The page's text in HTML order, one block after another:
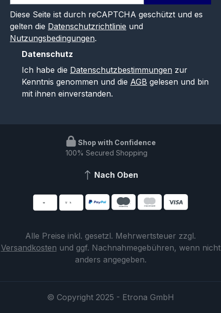
Diese Seite ist durch reCAPTCHA geschützt und es
gelten die Datenschutzrichtlinie und
Nutzungsbedingungen.
Datenschutz
Ich habe die Datenschutzbestimmungen zur
Kenntnis genommen und die AGB gelesen und bin
mit ihnen einverstanden.
Shop with Confidence
100% Secured Shopping
Nach Oben
Alle Preise inkl. gesetzl. Mehrwertsteuer zzgl.
Versandkosten und ggf. Nachnahmegebühren, wenn nicht
anders angegeben.
© Copyright 2025 - Etrona GmbH